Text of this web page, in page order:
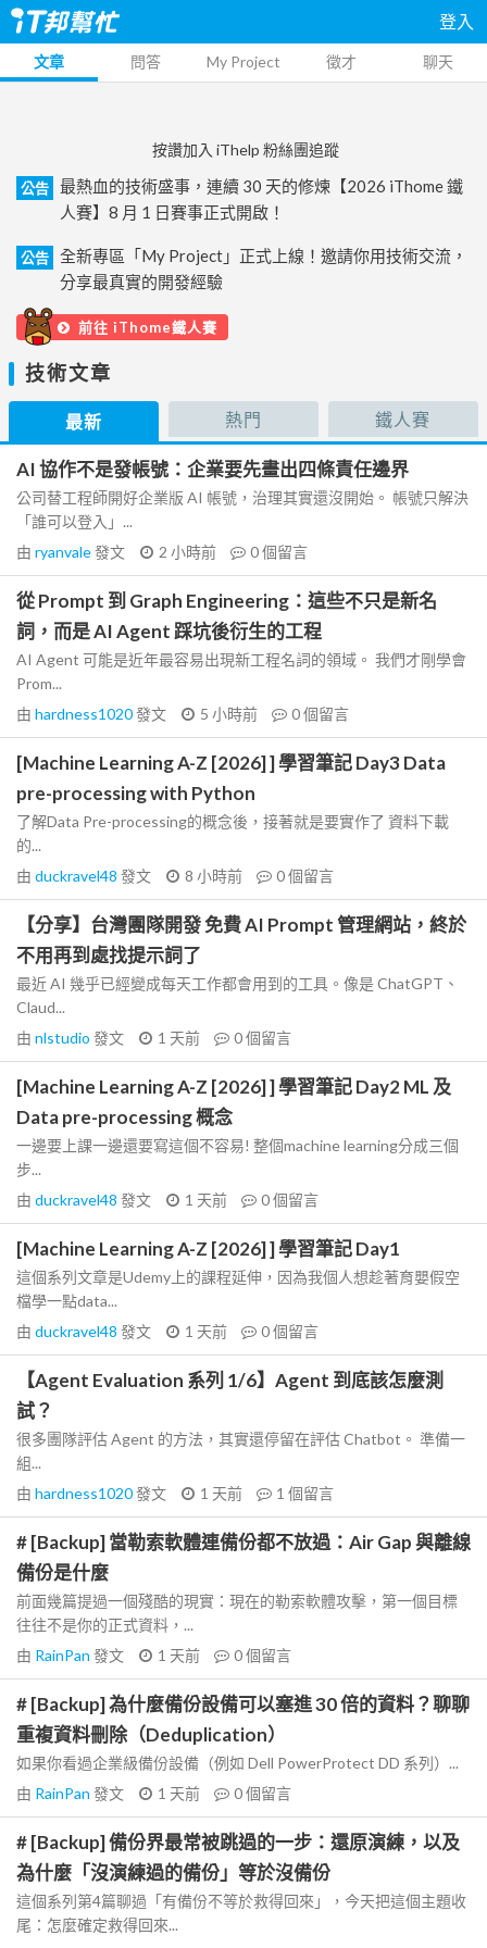
登入
文章 問答 My Project 徵才 聊天
按讚加入 iThelp 粉絲團追蹤
公告
最熱血的技術盛事，連續 30 天的修煉【2026 iThome 鐵
人賽】8 月 1 日賽事正式開啟！
公告
全新專區「My Project」正式上線！邀請你用技術交流，
分享最真實的開發經驗
前往 iThome鐵人賽
技術文章
最新 熱門 鐵人賽
AI 協作不是發帳號：企業要先畫出四條責任邊界
公司替工程師開好企業版 AI 帳號，治理其實還沒開始。 帳號只解決
「誰可以登入」...
由 ryanvale發文 2 小時前 0個留言
從 Prompt 到 Graph Engineering：這些不只是新名
詞，而是 AI Agent 踩坑後衍生的工程
AI Agent 可能是近年最容易出現新工程名詞的領域。 我們才剛學會
Prom...
由 hardness1020發文 5 小時前 0個留言
[Machine Learning A-Z [2026] ] 學習筆記 Day3 Data
pre-processing with Python
了解Data Pre-processing的概念後，接著就是要實作了 資料下載
的...
由 duckravel48 發文 8 小時前 0個留言
【分享】台灣團隊開發 免費 AI Prompt 管理網站，終於
不用再到處找提示詞了
最近 AI 幾乎已經變成每天工作都會用到的工具。像是 ChatGPT、
Claud...
由 nlstudio 發文 1 天前 0個留言
[Machine Learning A-Z [2026] ] 學習筆記 Day2 ML 及
Data pre-processing 概念
一邊要上課一邊還要寫這個不容易! 整個machine learning分成三個
步...
由 duckravel48 發文 1 天前 0個留言
[Machine Learning A-Z [2026] ] 學習筆記 Day1
這個系列文章是Udemy上的課程延伸，因為我個人想趁著育嬰假空
檔學一點data...
由 duckravel48 發文 1 天前 0個留言
【Agent Evaluation 系列 1/6】Agent 到底該怎麼測
試？
很多團隊評估 Agent 的方法，其實還停留在評估 Chatbot。 準備一
組...
由 hardness1020發文 1 天前 1 個留言
# [Backup] 當勒索軟體連備份都不放過：Air Gap 與離線
備份是什麼
前面幾篇提過一個殘酷的現實：現在的勒索軟體攻擊，第一個目標
往往不是你的正式資料，...
由 RainPan 發文 1 天前 0個留言
# [Backup] 為什麼備份設備可以塞進 30 倍的資料？聊聊
重複資料刪除（Deduplication）
如果你看過企業級備份設備（例如 Dell PowerProtect DD 系列）...
由 RainPan 發文 1 天前 0個留言
# [Backup] 備份界最常被跳過的一步：還原演練，以及
為什麼「沒演練過的備份」等於沒備份
這個系列第4篇聊過「有備份不等於救得回來」，今天把這個主題收
尾：怎麼確定救得回來...